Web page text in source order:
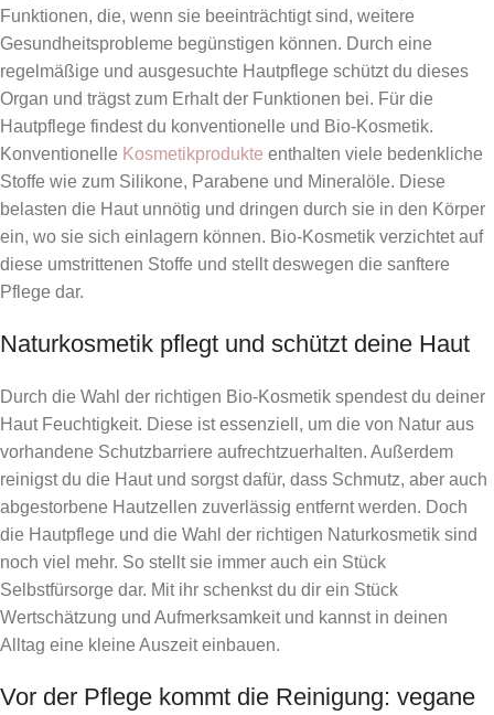
Funktionen, die, wenn sie beeinträchtigt sind, weitere
Gesundheitsprobleme begünstigen können. Durch eine
regelmäßige und ausgesuchte Hautpflege schützt du dieses
Organ und trägst zum Erhalt der Funktionen bei. Für die
Hautpflege findest du konventionelle und Bio-Kosmetik.
Konventionelle Kosmetikprodukte enthalten viele bedenkliche
Stoffe wie zum Silikone, Parabene und Mineralöle. Diese
belasten die Haut unnötig und dringen durch sie in den Körper
ein, wo sie sich einlagern können. Bio-Kosmetik verzichtet auf
diese umstrittenen Stoffe und stellt deswegen die sanftere
Pflege dar.
Naturkosmetik pflegt und schützt deine Haut
Durch die Wahl der richtigen Bio-Kosmetik spendest du deiner
Haut Feuchtigkeit. Diese ist essenziell, um die von Natur aus
vorhandene Schutzbarriere aufrechtzuerhalten. Außerdem
reinigst du die Haut und sorgst dafür, dass Schmutz, aber auch
abgestorbene Hautzellen zuverlässig entfernt werden. Doch
die Hautpflege und die Wahl der richtigen Naturkosmetik sind
noch viel mehr. So stellt sie immer auch ein Stück
Selbstfürsorge dar. Mit ihr schenkst du dir ein Stück
Wertschätzung und Aufmerksamkeit und kannst in deinen
Alltag eine kleine Auszeit einbauen.
Vor der Pflege kommt die Reinigung: vegane